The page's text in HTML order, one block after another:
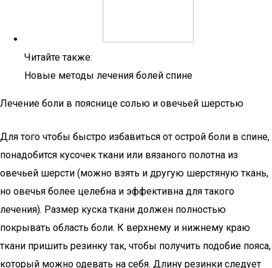
Читайте также:
Новые методы лечения болей спине
Лечение боли в пояснице солью и овечьей шерстью
Для того чтобы быстро избавиться от острой боли в спине,
понадобится кусочек ткани или вязаного полотна из
овечьей шерсти (можно взять и другую шерстяную ткань,
но овечья более целебна и эффективна для такого
лечения). Размер куска ткани должен полностью
покрывать область боли. К верхнему и нижнему краю
ткани пришить резинку так, чтобы получить подобие пояса,
который можно одевать на себя. Длину резинки следует